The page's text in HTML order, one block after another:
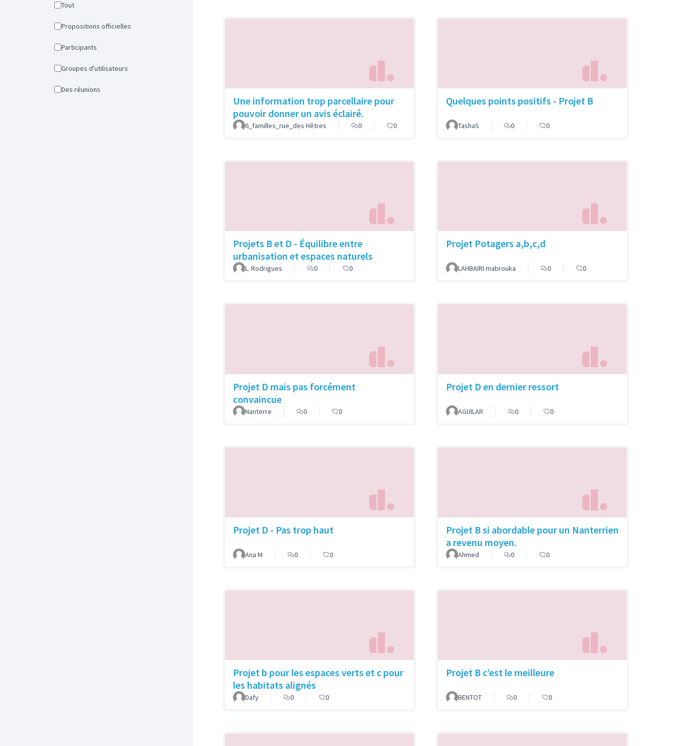
Tout
Propositions officielles
Participants
Groupes d'utilisateurs
Des réunions
Une information trop parcellaire pour
pouvoir donner un avis éclairé.
6_familles_rue_des Hêtres 0 0
Quelques points positifs - Projet B
TashaS 0 0
Projets B et D - Équilibre entre
urbanisation et espaces naturels
L. Rodrigues 0 0
Projet Potagers a,b,c,d
LAHBAIRI mabrouka 0 0
Projet D mais pas forcément
convaincue
Nanterre 0 0
Projet D en dernier ressort
AGUILAR 0 0
Projet D - Pas trop haut
Ana M 0 0
Projet B si abordable pour un Nanterrien
a revenu moyen.
Ahmed 0 0
Projet b pour les espaces verts et c pour
les habitats alignés
Dafy 0 0
Projet B c’est le meilleure
BENTOT 0 0